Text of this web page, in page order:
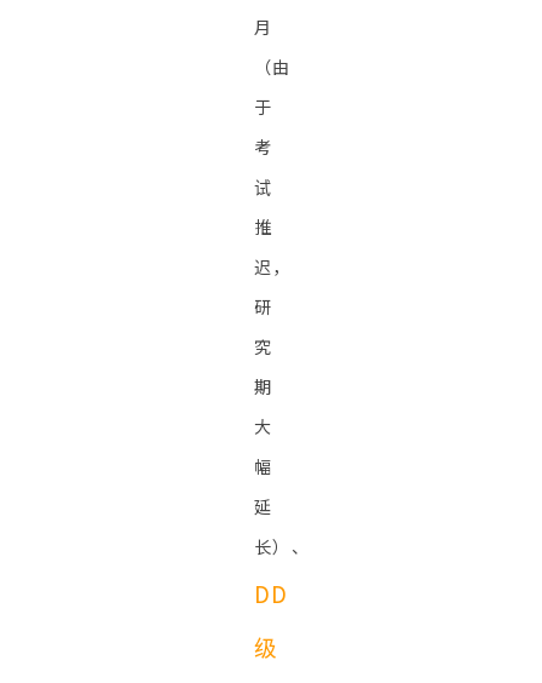
月
（由
于
考
试
推
迟，
研
究
期
大
幅
延
长）、
DD
级